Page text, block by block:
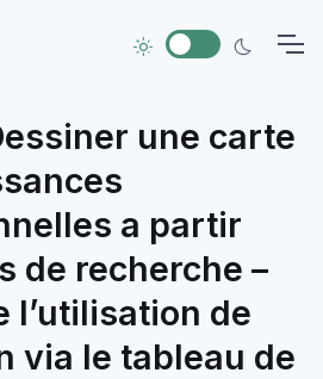
une carte
a partir
de recherche –
l’utilisation de
via le tableau de